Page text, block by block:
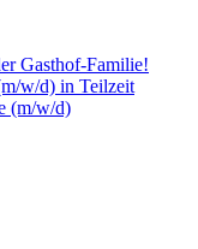
Gasthof-Familie!
w/d) in Teilzeit
(m/w/d)